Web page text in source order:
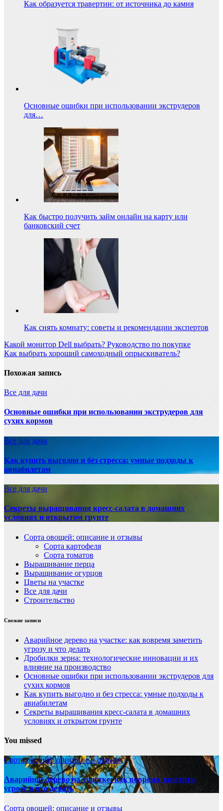
Как образуется травертин: от источника до камня
Основные ошибки при использовании экструдеров
для…
Как быстро получить займ онлайн на карту или
банковский счет
Как снять комнату: советы и рекомендации экспертов
Навигация
по
записям
Какой монитор Dell выбрать? Руководство по покупке
Как выбрать хороший самоходный опрыскиватель?
Похожая запись
Все для дачи
Основные ошибки при использовании экструдеров для
сухих кормов
Все для дачи
Как купить выгодно и без стресса: умные подходы к
авиабилетам
Все для дачи
Секреты выращивания кресс-салата в домашних
условиях и открытом грунте
Сорта овощей: описание и отзывы
Сорта картофеля
Сорта томатов
Выращивание перца
Выращивание огурцов
Цветы на участке
Все для дачи
Строительство
Свежие записи
Аварийное дерево на участке: как вовремя заметить
угрозу и что делать
Дробилки зерна: технологические инновации и их
влияние на производство
Основные ошибки при использовании экструдеров для
сухих кормов
Как купить выгодно и без стресса: умные подходы к
авиабилетам
Секреты выращивания кресс-салата в домашних
условиях и открытом грунте
You missed
Сорта овощей: описание и отзывы
Аварийное дерево на участке: как вовремя заметить
угрозу и что делать
Сорта овощей: описание и отзывы